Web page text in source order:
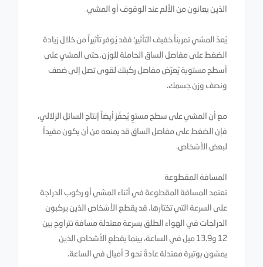
الذين يعانون من الألم عند الوقوف أو المشي.
يُعدّ المشي تمريناً خفيف التأثير؛ فقد يُوفر تأثيراً من خلال زيادة
الضغط على مفاصل الساق الحاملة للوزن. حتى المشي على
أسطح مستوية يُعرّض مفاصل ركبتك لقوى تصل إلى ضعف
ونصف وزن جسمك.
مع أن المشي على سطح مستوٍ يُحفّز أيضاً إنتاج السائل الزلالي،
فإن الضغط على مفاصل الساق قد يمنعه من أن يكون مفيداً
لبعض الأشخاص.
المسافة المقطوعة
تعتمد المسافة المقطوعة في أثناء المشي أو ركوب الدراجة
على السرعة التي تختارها. قد يقطع الأشخاص الذين يركبون
الدراجات في الهواء الطلق بسرعة معتدلة مسافة تتراوح بين
12 و13.9 ميل في الساعة، بينما يقطع الأشخاص الذين
يمشون بوتيرة معتدلة عادةً نحو 3 أميال في الساعة.